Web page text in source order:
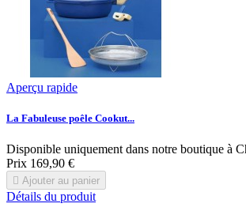
Aperçu rapide
La Fabuleuse poêle Cookut...
Disponible uniquement dans notre boutique à
Prix 169,90 €
 Ajouter au panier
Détails du produit